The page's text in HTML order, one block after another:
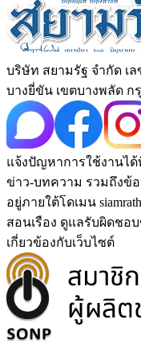
บริษัท สยามรัฐ จำกัด
บางยี่ขัน เขตบางพลัด
แจ้งปัญหาการใช้งานไ
ข่าว-บทความ รวมถึงข้
อยู่ภายใต้โดเมน
สอนเรือง ดูแลรับผิดช
เกี่ยวข้องกับเว็บไซต์